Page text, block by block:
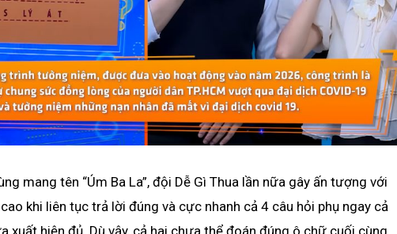
mang tên “Úm Ba La”, đội Dễ Gì Thua lần nữa gây ấn tượng với
khi liên tục trả lời đúng và cực nhanh cả 4 câu hỏi phụ ngay cả